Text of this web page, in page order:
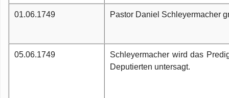
01.06.1749 Pastor Daniel Schleyermacher
05.06.1749
Schleyermacher wird das
Deputierten untersagt.